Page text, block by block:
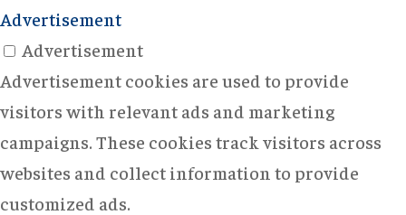
Advertisement
Advertisement
Advertisement cookies are used to provide
visitors with relevant ads and marketing
campaigns. These cookies track visitors across
websites and collect information to provide
customized ads.